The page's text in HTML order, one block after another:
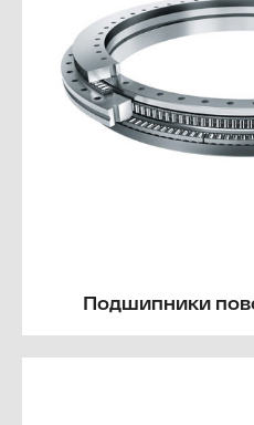
Подшипники